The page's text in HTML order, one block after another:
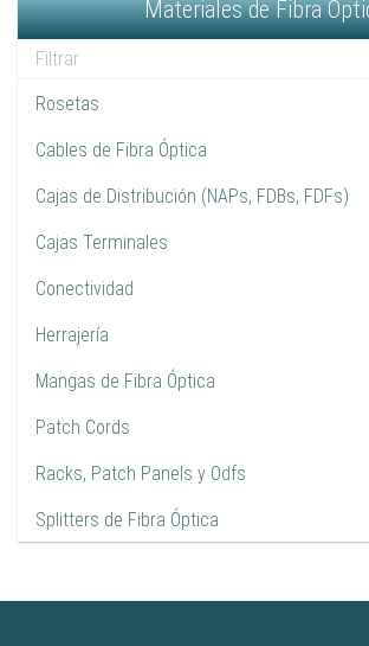
Materiales de Fibra
Rosetas
Cables de Fibra Óptica
Cajas de Distribución (NAPs, FDBs, FDFs)
Cajas Terminales
Conectividad
Herrajería
Mangas de Fibra Óptica
Patch Cords
Racks, Patch Panels y Odfs
Splitters de Fibra Óptica